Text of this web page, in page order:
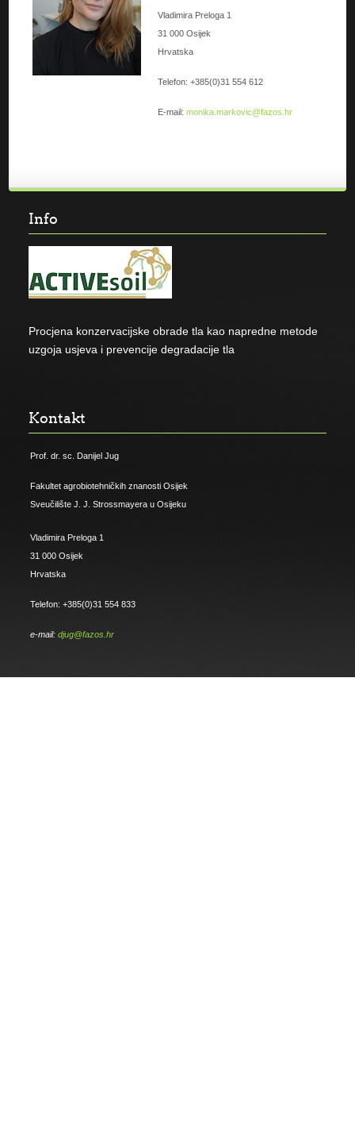
Vladimira Preloga 1
31 000 Osijek
Hrvatska
Telefon: +385(0)31 554 612
E-mail:monika.markovic@fazos.hr
Info
Procjena konzervacijske obrade tla kao napredne metode
uzgoja usjeva i prevencije degradacije tla
Kontakt
Prof. dr. sc. Danijel Jug
Fakultet agrobiotehničkih znanosti Osijek
Sveučilište J. J. Strossmayera u Osijeku
Vladimira Preloga 1
31 000 Osijek
Hrvatska
Telefon: +385(0)31 554 833
e-mail:djug@fazos.hr